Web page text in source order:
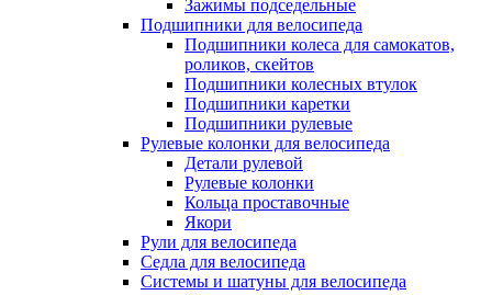
Зажимы подседельные
Подшипники для велосипеда
Подшипники колеса для самокатов,
роликов, скейтов
Подшипники колесных втулок
Подшипники каретки
Подшипники рулевые
Рулевые колонки для велосипеда
Детали рулевой
Рулевые колонки
Кольца проставочные
Якори
Рули для велосипеда
Седла для велосипеда
Системы и шатуны для велосипеда